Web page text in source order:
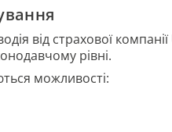
від страхової
рівні.
можливості: